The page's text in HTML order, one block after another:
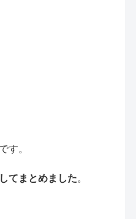
す。
てまとめました。